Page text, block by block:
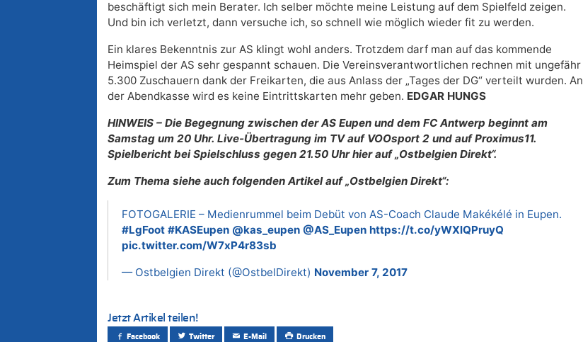
beschäftigt sich mein Berater. Ich selber möchte meine Leistung auf dem Spielfeld zeigen.
Und bin ich verletzt, dann versuche ich, so schnell wie möglich wieder fit zu werden.
Ein klares Bekenntnis zur AS klingt wohl anders. Trotzdem darf man auf das kommende
Heimspiel der AS sehr gespannt schauen. Die Vereinsverantwortlichen rechnen mit ungefähr
5.300 Zuschauern dank der Freikarten, die aus Anlass der „Tages der DG“ verteilt wurden. An
der Abendkasse wird es keine Eintrittskarten mehr geben. EDGAR HUNGS
HINWEIS – Die Begegnung zwischen der AS Eupen und dem FC Antwerp beginnt am
Samstag um 20 Uhr. Live-Übertragung im TV auf VOOsport 2 und auf Proximus11.
Spielbericht bei Spielschluss gegen 21.50 Uhr hier auf „Ostbelgien Direkt“.
Zum Thema siehe auch folgenden Artikel auf „Ostbelgien Direkt“:
FOTOGALERIE – Medienrummel beim Debüt von AS-Coach Claude Makékélé in Eupen.
#LgFoot #KASEupen @kas_eupen @AS_Eupen https://t.co/yWXlQPruyQ
pic.twitter.com/W7xP4r83sb
— Ostbelgien Direkt (@OstbelDirekt) November 7, 2017
Jetzt Artikel teilen!
Facebook Twitter E-Mail Drucken